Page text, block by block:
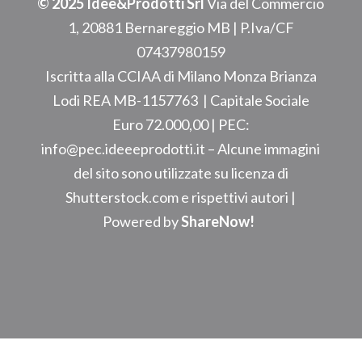
© 2025 Idee&Prodotti Srl Via del Commercio
1, 20881 Bernareggio MB | P.Iva/CF
07437980159
Iscritta alla CCIAA di Milano Monza Brianza
Lodi REA MB-1157763| Capitale Sociale
Euro 72.000,00 | PEC:
info@pec.ideeeprodotti.it –Alcune immagini
del sito sono utilizzate su licenza di
Shutterstock.com e rispettivi autori |
Powered byShareNow!